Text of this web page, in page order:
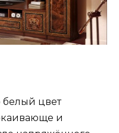
белый цвет
и